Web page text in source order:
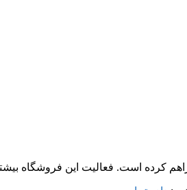
کرده است. فعالیت این فروشگاه